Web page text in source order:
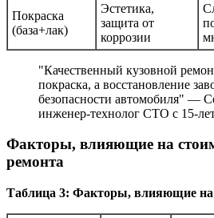
Покраска
(база+лак)
Эстетика,
защита от
коррозии
"Качественный кузовной
покраска, а восстановление
безопасности автомобиля" —
инженер-технолог СТО с 15-
Факторы, влияющие на
ремонта
Таблица 3: Факторы, влияющие на